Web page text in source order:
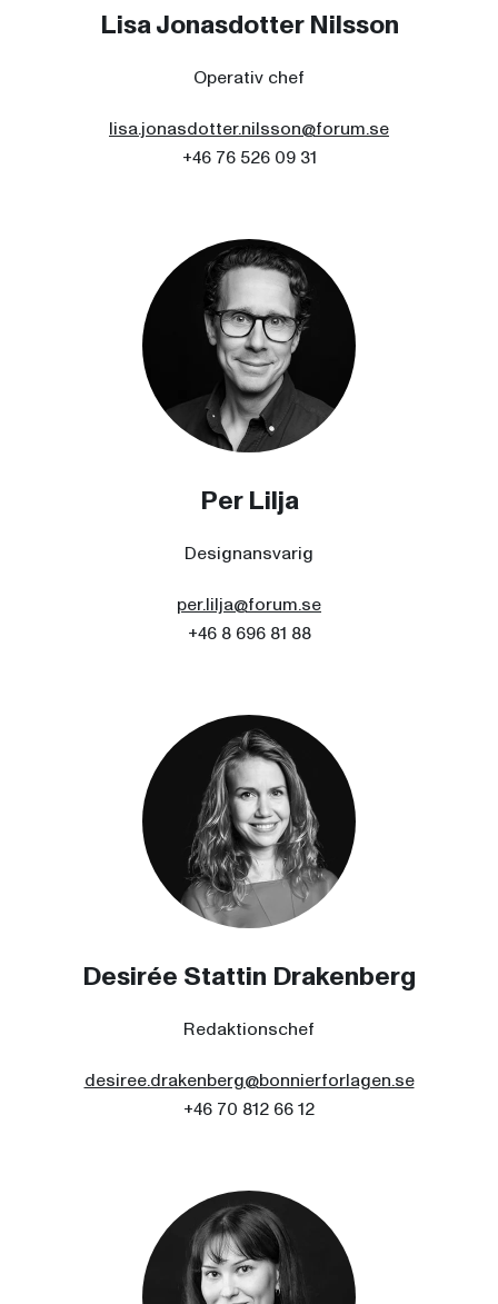
Lisa Jonasdotter Nilsson
Operativ chef
lisa.jonasdotter.nilsson@forum.se
+46 76 526 09 31
Per Lilja
Designansvarig
per.lilja@forum.se
+46 8 696 81 88
Desirée Stattin Drakenberg
Redaktionschef
desiree.drakenberg@bonnierforlagen.se
+46 70 812 66 12